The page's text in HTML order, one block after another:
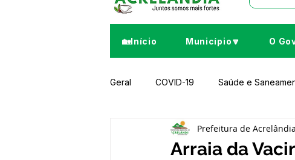
🏡Início Município🔽 O
Geral COVID-19 Saúde e
Infraestrutura e Obras Desporto
Arraia da
Prefeitura de Acrelândia